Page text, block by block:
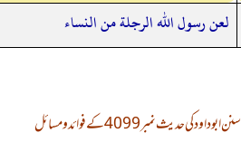
لعن رسول الله الرجلة من النساء
سنن ابوداود کی حدیث نمبر 4099 کے فوائد و مسائل